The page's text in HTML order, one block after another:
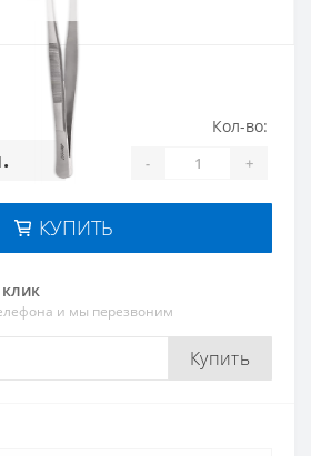
Кол-во:
- +
КУПИТЬ
и мы перезвоним
Купить